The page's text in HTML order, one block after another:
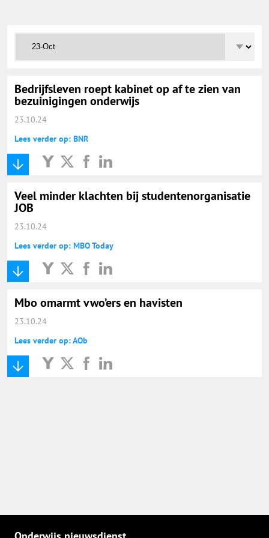
Basisonderwijs
Hoger Onderwijs
ICT
MBO
Speciaal Onderwijs
Voortgezet Onderwijs
Onderwijs Nieuws Dienst
@onderwijsnieuws
Yurls.net
Bedrijfsleven roept kabinet op af te zien van
bezuinigingen onderwijs
23.10.24
Lees verder op: BNR
Veel minder klachten bij studentenorganisatie
JOB
23.10.24
Lees verder op: MBO Today
Mbo omarmt vwo’ers en havisten
23.10.24
Lees verder op: AOb